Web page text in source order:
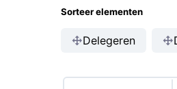
Sorteer elementen
Delegeren